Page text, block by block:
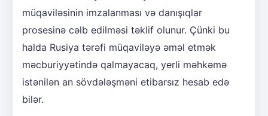
müqaviləsinin imzalanması və danışıqlar
prosesinə cəlb edilməsi təklif olunur. Çünki bu
halda Rusiya tərəfi müqaviləyə əməl etmək
məcburiyyətində qalmayacaq, yerli məhkəmə
istənilən an sövdələşməni etibarsız hesab edə
bilər.